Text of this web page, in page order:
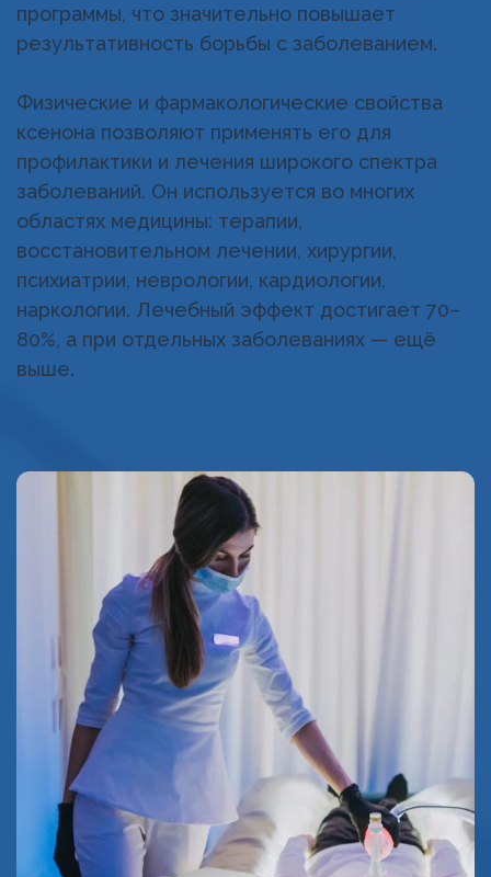
программы, что значительно повышает
результативность борьбы с заболеванием.
Физические и фармакологические свойства
ксенона позволяют применять его для
профилактики и лечения широкого спектра
заболеваний. Он используется во многих
областях медицины: терапии,
восстановительном лечении, хирургии,
психиатрии, неврологии, кардиологии,
наркологии. Лечебный эффект достигает 70–
80%, а при отдельных заболеваниях — ещё
выше.